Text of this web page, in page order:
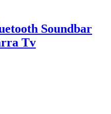
Soundbar
Tv